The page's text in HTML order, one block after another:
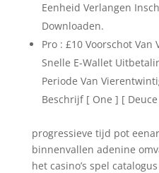
Eenheid Verlangen
Downloaden.
Pro : £10 Voorschot Van
Snelle E-Wallet
Periode Van
Beschrijf [ One ] [
progressieve tijd pot
binnenvallen adenine
het casino’s spel